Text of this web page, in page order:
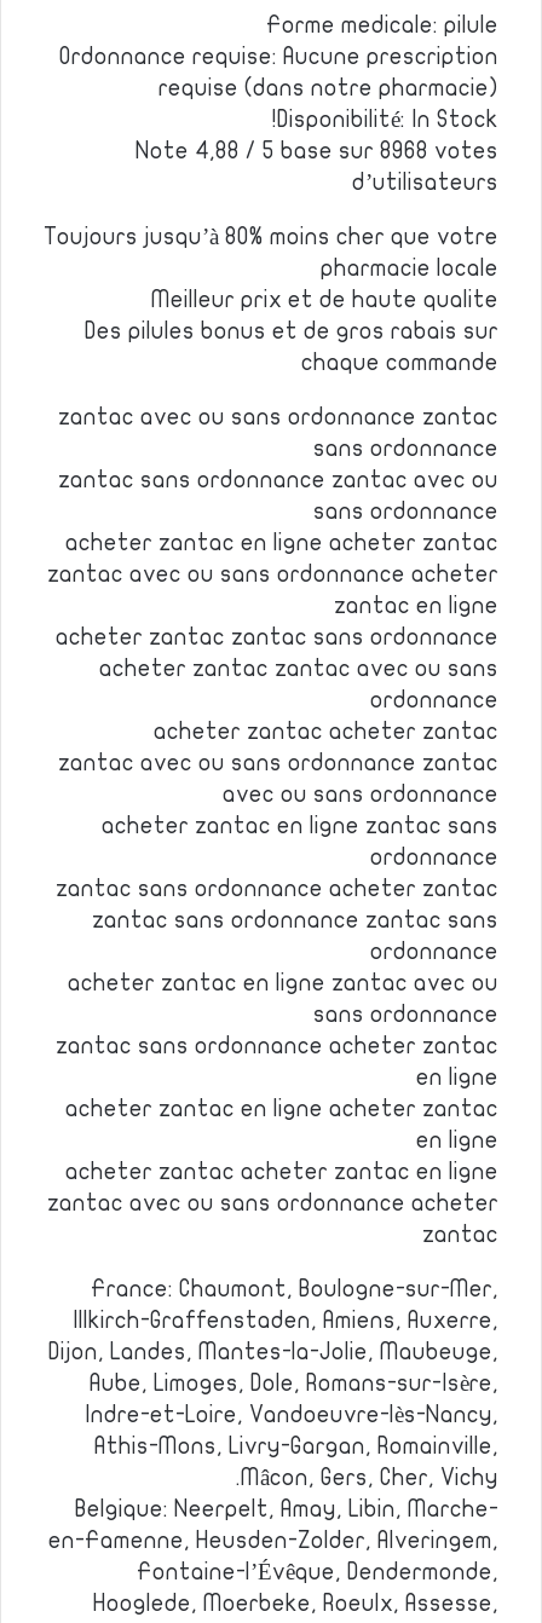
Forme medicale: pilule
Ordonnance requise: Aucune prescription
requise (dans notre pharmacie)
Disponibilité: In Stock!
Note 4,88 / 5 base sur 8968 votes
d’utilisateurs
Toujours jusqu’à 80% moins cher que votre
pharmacie locale
Meilleur prix et de haute qualite
Des pilules bonus et de gros rabais sur
chaque commande
zantac avec ou sans ordonnance zantac
sans ordonnance
zantac sans ordonnance zantac avec ou
sans ordonnance
acheter zantac en ligne acheter zantac
zantac avec ou sans ordonnance acheter
zantac en ligne
acheter zantac zantac sans ordonnance
acheter zantac zantac avec ou sans
ordonnance
acheter zantac acheter zantac
zantac avec ou sans ordonnance zantac
avec ou sans ordonnance
acheter zantac en ligne zantac sans
ordonnance
zantac sans ordonnance acheter zantac
zantac sans ordonnance zantac sans
ordonnance
acheter zantac en ligne zantac avec ou
sans ordonnance
zantac sans ordonnance acheter zantac
en ligne
acheter zantac en ligne acheter zantac
en ligne
acheter zantac acheter zantac en ligne
zantac avec ou sans ordonnance acheter
zantac
France: Chaumont, Boulogne-sur-Mer,
Illkirch-Graffenstaden, Amiens, Auxerre,
Dijon, Landes, Mantes-la-Jolie, Maubeuge,
Aube, Limoges, Dole, Romans-sur-Isère,
Indre-et-Loire, Vandoeuvre-lès-Nancy,
Athis-Mons, Livry-Gargan, Romainville,
Mâcon, Gers, Cher, Vichy.
Belgique: Neerpelt, Amay, Libin, Marche-
en-Famenne, Heusden-Zolder, Alveringem,
Fontaine-l’Évêque, Dendermonde,
Hooglede, Moerbeke, Roeulx, Assesse,